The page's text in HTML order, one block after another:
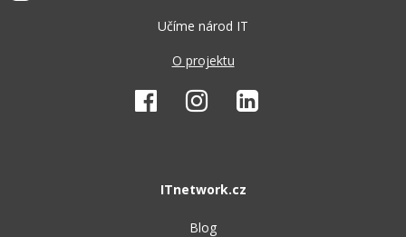
Učíme národ IT
O projektu
ITnetwork.cz
Blog